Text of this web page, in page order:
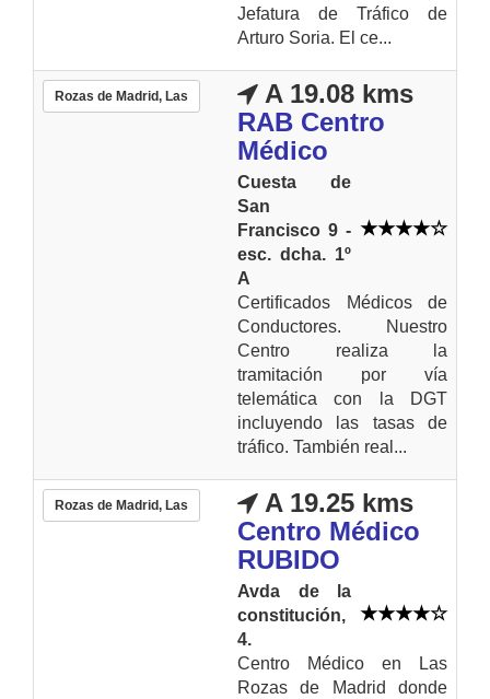
Jefatura de Tráfico de
Arturo Soria. El ce...
Rozas de Madrid, Las
A 19.08 kms
RAB Centro
Médico
Cuesta de
San
Francisco 9 -
esc. dcha. 1º
A
Certificados Médicos de
Conductores. Nuestro
Centro realiza la
tramitación por vía
telemática con la DGT
incluyendo las tasas de
tráfico. También real...
Rozas de Madrid, Las
A 19.25 kms
Centro Médico
RUBIDO
Avda de la
constitución,
4.
Centro Médico en Las
Rozas de Madrid donde